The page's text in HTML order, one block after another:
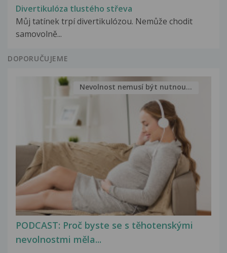
Divertikulóza tlustého střeva
Můj tatínek trpí divertikulózou. Nemůže chodit
samovolně...
DOPORUČUJEME
PODCAST: Proč byste se s těhotenskými
nevolnostmi měla...
Nevolnost nemusí být nutnou...